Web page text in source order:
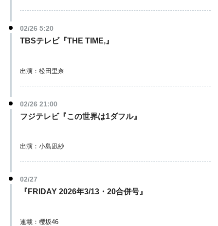
02/26 5:20
TBSテレビ『THE TIME,』
出演：松田里奈
02/26 21:00
フジテレビ『この世界は1ダフル』
出演：小島凪紗
02/27
『FRIDAY 2026年3/13・20合併号』
連載：櫻坂46